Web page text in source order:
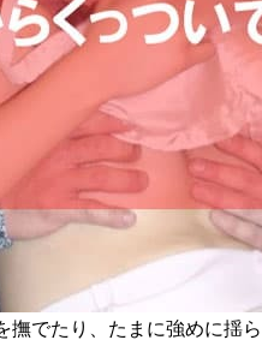
撫でたり、たまに強めに揺ら